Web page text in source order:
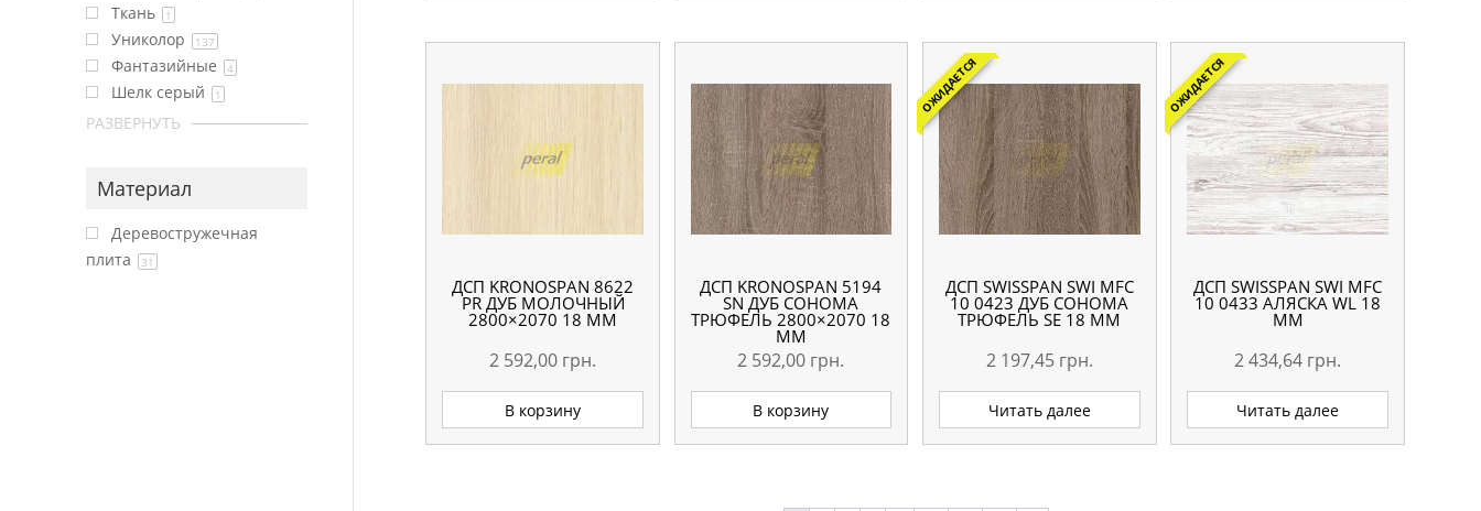
ДСП KRONOSPAN 8622
PR ДУБ МОЛОЧНЫЙ
2800×2070 18 ММ
2 592,00 грн.
В корзину
ДСП KRONOSPAN 5194
SN ДУБ СОНОМА
ТРЮФЕЛЬ 2800×2070 18
ММ
2 592,00 грн.
В корзину
ОЖИДАЕТСЯ
ДСП SWISSPAN SWI MFC
10 0423 ДУБ СОНОМА
ТРЮФЕЛЬ SE 18 ММ
2 197,45 грн.
Читать далее
ОЖИДАЕТСЯ
ДСП SWISSPAN SWI MFC
10 0433 АЛЯСКА WL 18
ММ
2 434,64 грн.
Читать далее
Ткань 1
Униколор 137
Фантазийные 4
Шелк серый 1
РАЗВЕРНУТЬ
Материал
Деревостружечная
плита
31